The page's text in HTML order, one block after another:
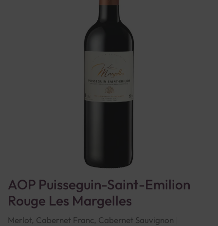
AOP Puisseguin-Saint-Emilion
Rouge Les Margelles
Merlot, Cabernet Franc, Cabernet Sauvignon